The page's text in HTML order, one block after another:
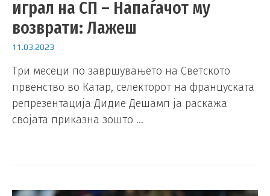
играл на СП – Напаѓачот му
возврати: Лажеш
11.03.2023
Три месеци по завршувањето на Светското
првенство во Катар, селекторот на француската
репрезентација Дидие Дешамп ја раскажа
својата приказна зошто …